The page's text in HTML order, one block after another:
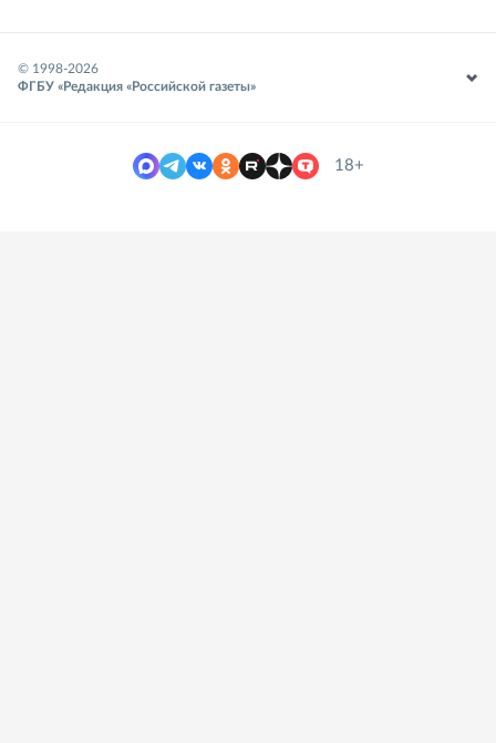
© 1998-2026
ФГБУ «Редакция «Российской газеты»
18+